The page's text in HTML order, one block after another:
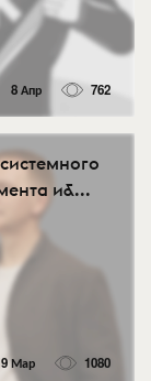
8 Апр 762
и&...
Мар 1080